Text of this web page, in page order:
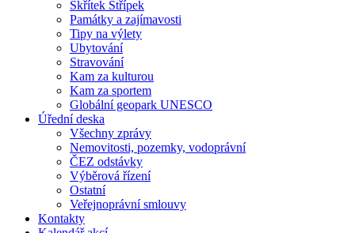
Skřítek Střípek
Památky a zajímavosti
Tipy na výlety
Ubytování
Stravování
Kam za kulturou
Kam za sportem
Globální geopark UNESCO
Úřední deska
Všechny zprávy
Nemovitosti, pozemky, vodoprávní
ČEZ odstávky
Výběrová řízení
Ostatní
Veřejnoprávní smlouvy
Kontakty